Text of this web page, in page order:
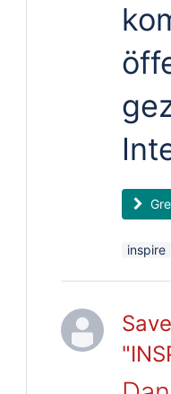
inspire